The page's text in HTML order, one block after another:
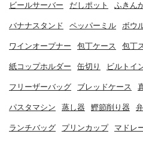
ビールサーバー だしポット ふきん
バナナスタンド ペッパーミル ボウ
ワインオープナー 包丁ケース 包丁
紙コップホルダー 缶切り ビルトイ
フリーザーバッグ ブレッドケース
パスタマシン 蒸し器 鰹節削り器
ランチバッグ プリンカップ マドレ